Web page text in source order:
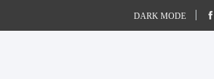
DARK MODE